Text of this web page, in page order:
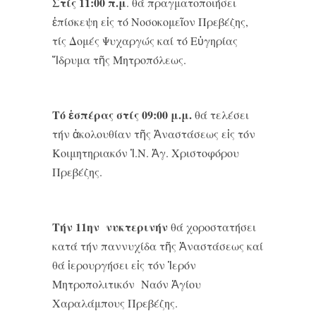
ἐπίσκεψη εἰς τό Νοσοκομεῖον Πρεβέζης,
τίς Δομές Ψυχαργώς καί τό Εὐγηρίας
Ἴδρυμα τῆς Μητροπόλεως.
Τό ἑσπέρας στίς 09:00 μ.μ.θά τελέσει
τήν ἀκολουθίαν τῆς Ἀναστάσεως εἰς τόν
Κοιμητηριακόν Ἱ.Ν. Ἁγ. Χριστοφόρου
Πρεβέζης.
Τήν 11ην νυκτερινήν θά χοροστατήσει
κατά τήν παννυχίδα τῆς Ἀναστάσεως καί
θά ἱερουργήσει εἰς τόν Ἱερόν
Μητροπολιτικόν Ναόν Ἁγίου
Χαραλάμπους Πρεβέζης.